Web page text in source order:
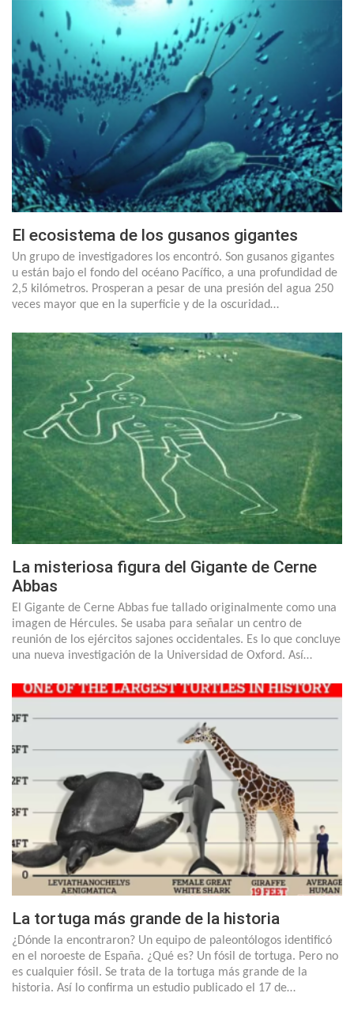
El ecosistema de los gusanos gigantes
Un grupo de investigadores los encontró. Son gusanos gigantes
u están bajo el fondo del océano Pacífico, a una profundidad de
2,5 kilómetros. Prosperan a pesar de una presión del agua 250
veces mayor que en la superficie y de la oscuridad…
La misteriosa figura del Gigante de Cerne
Abbas
El Gigante de Cerne Abbas fue tallado originalmente como una
imagen de Hércules. Se usaba para señalar un centro de
reunión de los ejércitos sajones occidentales. Es lo que concluye
una nueva investigación de la Universidad de Oxford. Así…
La tortuga más grande de la historia
¿Dónde la encontraron? Un equipo de paleontólogos identificó
en el noroeste de España. ¿Qué es? Un fósil de tortuga. Pero no
es cualquier fósil. Se trata de la tortuga más grande de la
historia. Así lo confirma un estudio publicado el 17 de…